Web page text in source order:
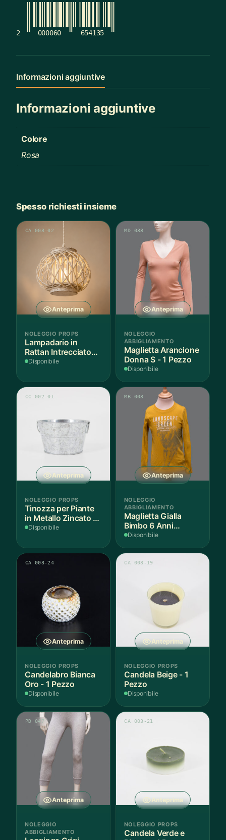
2 000060 654135
Informazioni aggiuntive
Informazioni aggiuntive
Colore
Rosa
Spesso richiesti insieme
Anteprima
CA 003-02
NOLEGGIO PROPS
Lampadario in
Rattan Intrecciato
Bianco
Disponibile
Anteprima
MD 038
NOLEGGIO
ABBIGLIAMENTO
Maglietta Arancione
Donna S - 1 Pezzo
Disponibile
Anteprima
CC 002-01
NOLEGGIO PROPS
Tinozza per Piante
in Metallo Zincato -
3 Pezzi
Disponibile
Anteprima
MB 003
NOLEGGIO
ABBIGLIAMENTO
Maglietta Gialla
Bimbo 6 Anni
Cotone - 1 Pezzo
Disponibile
Anteprima
CA 003-24
NOLEGGIO PROPS
Candelabro Bianca
Oro - 1 Pezzo
Disponibile
Anteprima
CA 003-19
NOLEGGIO PROPS
Candela Beige - 1
Pezzo
Disponibile
Anteprima
PD 047
NOLEGGIO
ABBIGLIAMENTO
Anteprima
CA 003-21
NOLEGGIO PROPS
Candela Verde e